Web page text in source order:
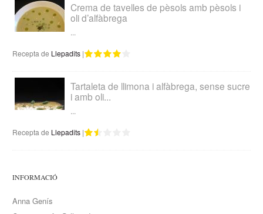
Crema de tavelles de pèsols amb pèsols i
oli d’alfàbrega
...
Recepta de Llepadits |
Tartaleta de llimona i alfàbrega, sense sucre
i amb oli...
...
Recepta de Llepadits |
INFORMACIÓ
Anna Genís